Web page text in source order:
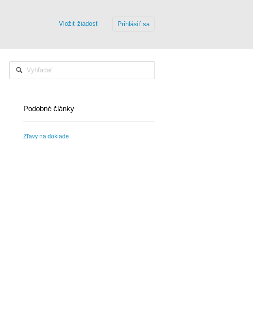
Vložiť žiadosť Prihlásiť sa
Podobné články
Zľavy na doklade